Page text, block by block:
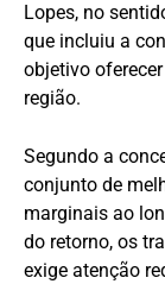
Lopes, no
que incluiu a
objetivo
região.
Segundo a
conjunto de
marginais ao
do retorno, os
exige atenção